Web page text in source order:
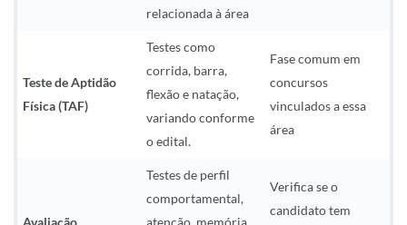
relacionada à área
Teste de Aptidão
Física (TAF)
Testes como
corrida, barra,
flexão e natação,
variando conforme
o edital.
Fase comum em
concursos
vinculados a essa
área
Avaliação
Testes de perfil
comportamental,
atenção, memória,
Verifica se o
candidato tem